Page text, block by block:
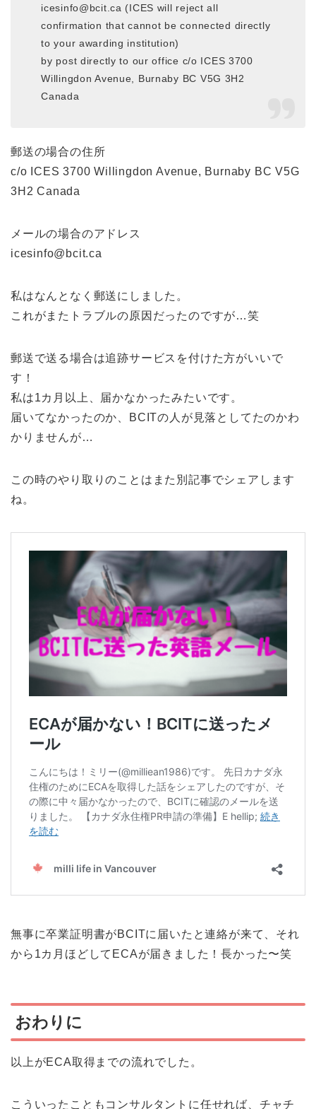
icesinfo@bcit.ca (ICES will reject all
confirmation that cannot be connected directly
to your awarding institution)
by post directly to our office c/o ICES 3700
Willingdon Avenue, Burnaby BC V5G 3H2
Canada
郵送の場合の住所
c/o ICES 3700 Willingdon Avenue, Burnaby BC V5G
3H2 Canada
メールの場合のアドレス
icesinfo@bcit.ca
私はなんとなく郵送にしました。
これがまたトラブルの原因だったのですが…笑
郵送で送る場合は追跡サービスを付けた方がいいで
す！
私は1カ月以上、届かなかったみたいです。
届いてなかったのか、BCITの人が見落としてたのかわ
かりませんが…
この時のやり取りのことはまた別記事でシェアします
ね。
無事に卒業証明書がBCITに届いたと連絡が来て、それ
から1カ月ほどしてECAが届きました！長かった〜笑
おわりに
以上がECA取得までの流れでした。
こういったこともコンサルタントに任せれば、チャチ